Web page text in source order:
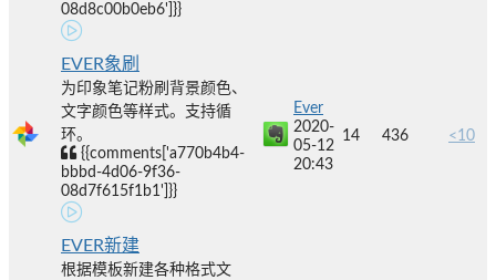
08d8c00b0eb6']}}
EVER象刷
为印象笔记粉刷背景颜色、
文字颜色等样式。支持循
环。
{{comments['a770b4b4-
bbbd-4d06-9f36-
08d7f615f1b1']}}
Ever
2020-
05-12
20:43
14 436 <10
EVER新建
根据模板新建各种格式文